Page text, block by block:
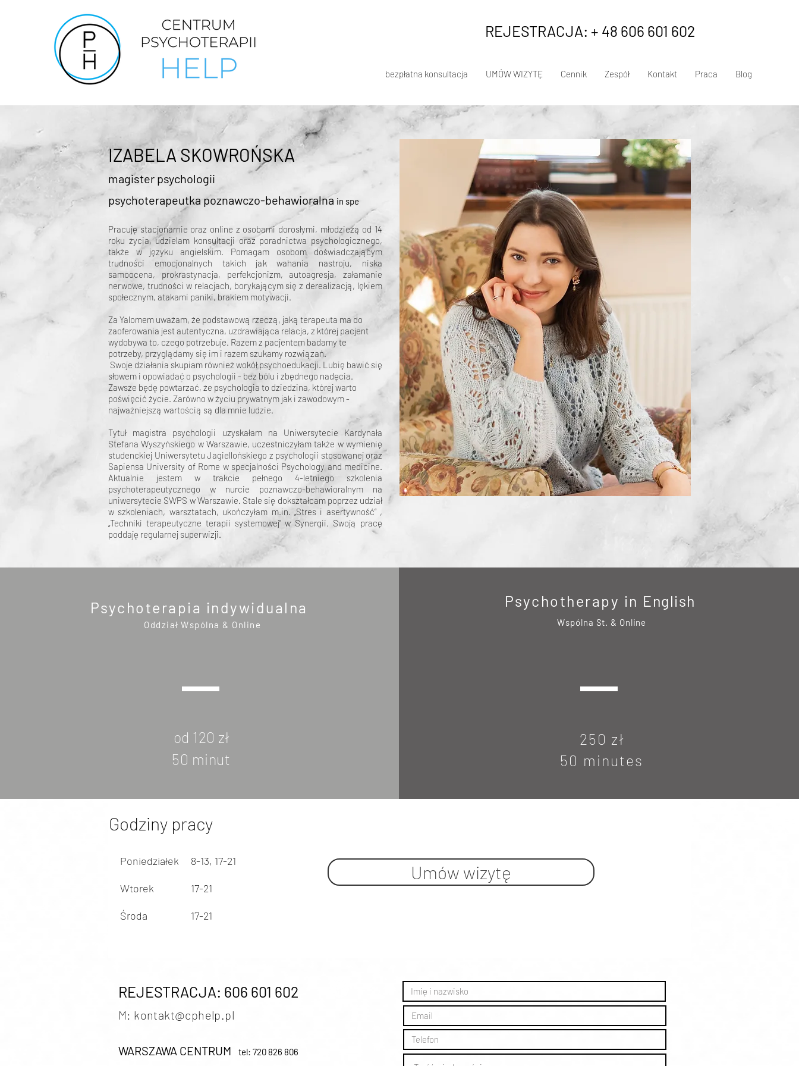
REJESTRACJA: + 48 606 601 602
bezpłatna konsultacja UMÓW WIZYTĘ Cennik Zespół Kontakt Praca Blog
IZABELA SKOWROŃSKA
magister psychologii
psychoterapeutka poznawczo-behawioralna in spe
Pracuję stacjonarnie oraz online z osobami dorosłymi, młodzieżą od 14
roku życia, udzielam konsultacji oraz poradnictwa psychologicznego,
także w języku angielskim. Pomagam osobom doświadczającym
trudności emocjonalnych takich jak wahania nastroju, niska
samoocena, prokrastynacja, perfekcjonizm, autoagresja, załamanie
nerwowe, trudności w relacjach, borykającym się z derealizacją, lękiem
społecznym, atakami paniki, brakiem motywacji.
Za Yalomem uważam, że podstawową rzeczą, jaką terapeuta ma do
zaoferowania jest autentyczna, uzdrawiająca relacja, z której pacjent
wydobywa to, czego potrzebuje. Razem z pacjentem badamy te
potrzeby, przyglądamy się im i razem szukamy rozwiązań.
Swoje działania skupiam również wokół psychoedukacji. Lubię bawić się
słowem i opowiadać o psychologii - bez bólu i zbędnego nadęcia.
Zawsze będę powtarzać, że psychologia to dziedzina, której warto
poświęcić życie. Zarówno w życiu prywatnym jak i zawodowym -
najważniejszą wartością są dla mnie ludzie.
Tytuł magistra psychologii uzyskałam na Uniwersytecie Kardynała
Stefana Wyszyńskiego w Warszawie, uczestniczyłam także w wymienię
studenckiej Uniwersytetu Jagiellońskiego z psychologii stosowanej oraz
Sapiensa University of Rome w specjalności Psychology and medicine.
Aktualnie jestem w trakcie pełnego 4-letniego szkolenia
psychoterapeutycznego w nurcie poznawczo-behawioralnym na
uniwersytecie SWPS w Warszawie. Stale się dokształcam poprzez udział
w szkoleniach, warsztatach, ukończyłam m.in. „Stres i asertywność” ,
„Techniki terapeutyczne terapii systemowej" w Synergii. Swoją pracę
poddaję regularnej superwizji.
Psychoterapia indywidualna
Oddział Wspólna & Online
od 120 zł
50 minut
Psychotherapy in English
Wspólna St. & Online
250 zł
50 minutes
Godziny pracy
Poniedziałek
Wtorek
Środa
8-13, 17-21
17-21
17-21
Umów wizytę
REJESTRACJA: 606 601 602
M: kontakt@cphelp.pl
WARSZAWA CENTRUM tel: 720 826 806